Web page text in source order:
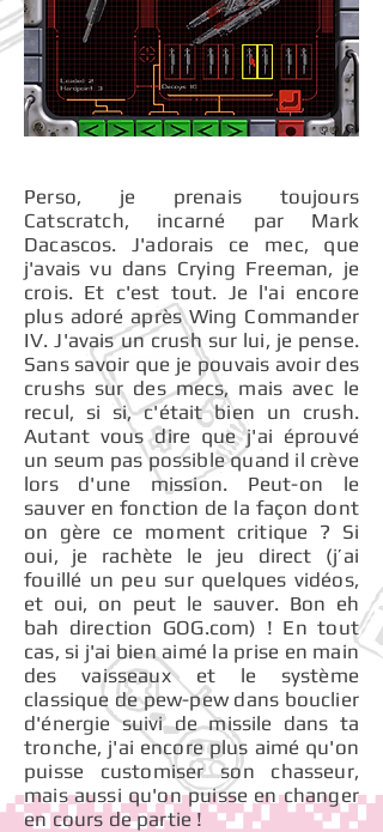
Perso, je prenais toujours
Catscratch, incarné par Mark
Dacascos. J'adorais ce mec, que
j'avais vu dans Crying Freeman, je
crois. Et c'est tout. Je l'ai encore
plus adoré après Wing Commander
IV. J'avais un crush sur lui, je pense.
Sans savoir que je pouvais avoir des
crushs sur des mecs, mais avec le
recul, si si, c'était bien un crush.
Autant vous dire que j'ai éprouvé
un seum pas possible quand il crève
lors d'une mission. Peut-on le
sauver en fonction de la façon dont
on gère ce moment critique ? Si
oui, je rachète le jeu direct (j’ai
fouillé un peu sur quelques vidéos,
et oui, on peut le sauver. Bon eh
bah direction GOG.com) ! En tout
cas, si j'ai bien aimé la prise en main
des vaisseaux et le système
classique de pew-pew dans bouclier
d'énergie suivi de missile dans ta
tronche, j'ai encore plus aimé qu'on
puisse customiser son chasseur,
mais aussi qu'on puisse en changer
en cours de partie !